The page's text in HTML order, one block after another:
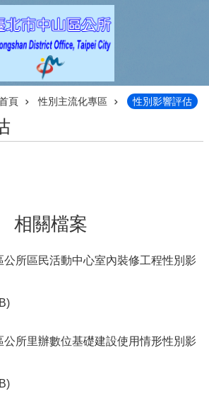
頁 性別主流化專區 性別影響評估
相關檔案
公所區民活動中心室內裝修工程性別影
公所里辦數位基礎建設使用情形性別影